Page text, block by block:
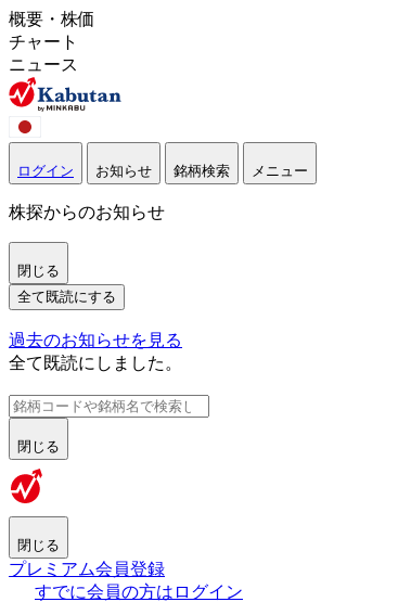
概要・株価
チャート
ニュース
ログイン お知らせ 銘柄検索 メニュー
株探からのお知らせ
閉じる
全て既読にする
過去のお知らせを見る
全て既読にしました。
閉じる
閉じる
プレミアム会員登録
すでに会員の方はログイン